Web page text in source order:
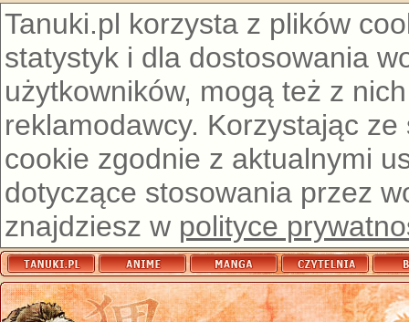
Tanuki.pl korzysta z plików
statystyk i dla dostosowania
użytkowników, mogą też z
reklamodawcy. Korzystając
cookie zgodnie z aktualnymi
dotyczące stosowania przez
znajdziesz w polityce